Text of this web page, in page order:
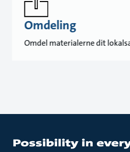
Omdeling
Omdel materialerne dit